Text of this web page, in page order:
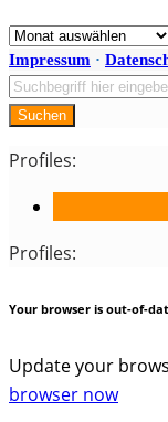
Monatsarchiv
Impressum ·
Suchen
Profiles:
Profiles:
Your browser is out-of-
Update your
browser now